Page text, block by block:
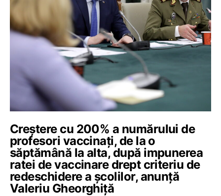
Creștere cu 200% a numărului de
profesori vaccinați, de la o
săptămână la alta, după impunerea
ratei de vaccinare drept criteriu de
redeschidere a școlilor, anunță
Valeriu Gheorghiță